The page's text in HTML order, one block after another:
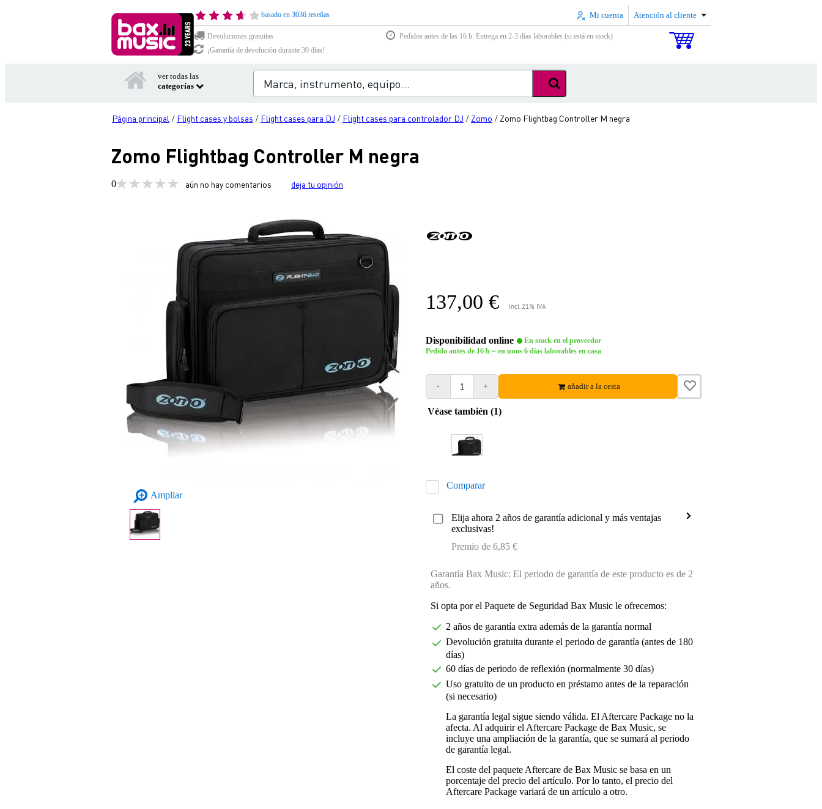
basado en 3036 reseñas Mi cuenta Atención al cliente
Devoluciones gratuitas
Pedidos antes de las 16 h: Entrega en 2-3 días laborables (si está en stock)
¡Garantía de devolución durante 30 días!
ver todas las
categorías
Página principal / Flight cases y bolsas / Flight cases para DJ / Flight cases para controlador DJ / Zomo / Zomo Flightbag Controller M negra
Zomo Flightbag Controller M negra
0 aún no hay comentarios deja tu opinión
Ampliar
137,00 € incl. 21% IVA
Disponibilidad online
En stock en el proveedor
Pedido antes de 16 h = en unos 6 días laborables en casa
- + añadir a la cesta
Véase también (1)
Comparar
Elija ahora 2 años de garantía adicional y más ventajas
exclusivas!
Premio de 6,85 €
Garantía Bax Music: El periodo de garantía de este producto es de 2
años.
Si opta por el Paquete de Seguridad Bax Music le ofrecemos:
2 años de garantía extra además de la garantía normal
Devolución gratuita durante el periodo de garantía (antes de 180
días)
60 días de periodo de reflexión (normalmente 30 días)
Uso gratuito de un producto en préstamo antes de la reparación
(si necesario)
La garantía legal sigue siendo válida. El Aftercare Package no la
afecta. Al adquirir el Aftercare Package de Bax Music, se
incluye una ampliación de la garantía, que se sumará al periodo
de garantía legal.
El coste del paquete Aftercare de Bax Music se basa en un
porcentaje del precio del artículo. Por lo tanto, el precio del
Aftercare Package variará de un artículo a otro.